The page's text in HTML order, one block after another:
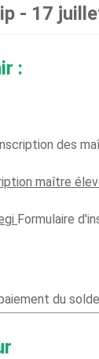
- 17
:
des
maître
Formulaire
du